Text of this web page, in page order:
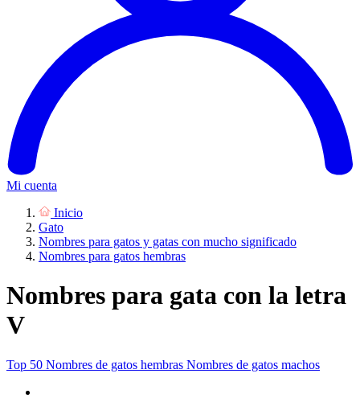
Mi cuenta
Inicio
Gato
Nombres para gatos y gatas con mucho significado
Nombres para gatos hembras
Nombres para gata con la letra
V
Top 50 Nombres de gatos hembras Nombres de gatos machos